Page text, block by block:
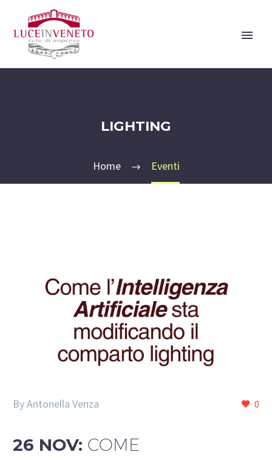
LIGHTING
Home Eventi
0
By Antonella Venza
26 NOV: COME